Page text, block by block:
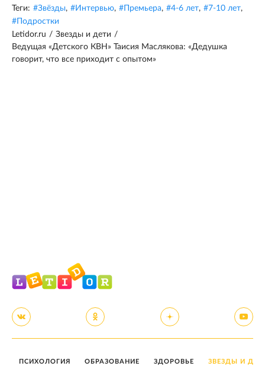
Теги: #Звёзды, #Интервью, #Премьера, #4-6 лет, #7-10 лет,
#Подростки
Letidor.ru / Звезды и дети /
Ведущая «Детского КВН» Таисия Маслякова: «Дедушка
говорит, что все приходит с опытом»
ПСИХОЛОГИЯ ОБРАЗОВАНИЕ ЗДОРОВЬЕ ЗВЕЗДЫ И